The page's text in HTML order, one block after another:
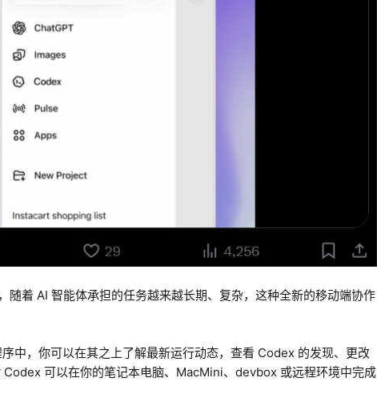
着 AI 智能体承担的任务越来越长期、复杂，这种全新的移动端协作
中，你可以在其之上了解最新运行动态，查看 Codex 的发现、更改
可以在你的笔记本电脑、MacMini、devbox 或远程环境中完成